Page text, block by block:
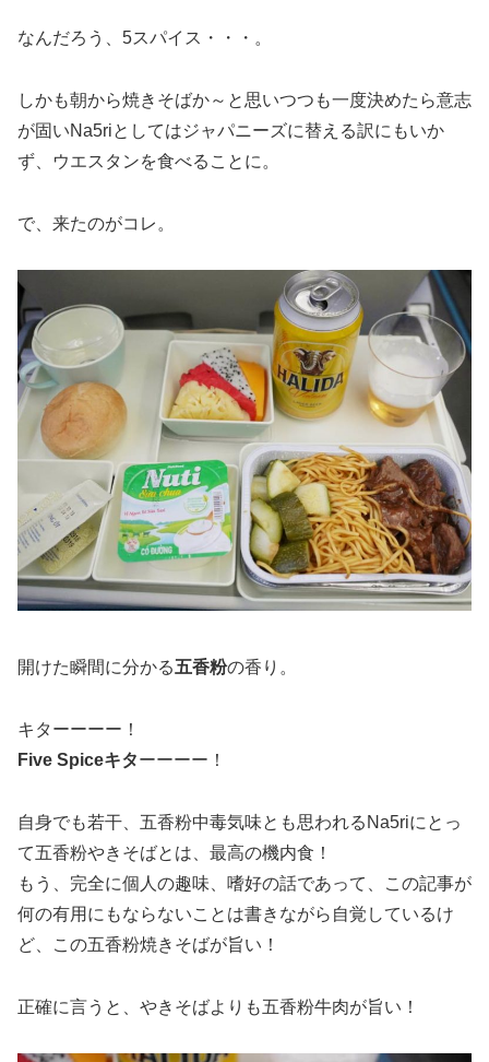
なんだろう、5スパイス・・・。
しかも朝から焼きそばか～と思いつつも一度決めたら意志
が固いNa5riとしてはジャパニーズに替える訳にもいか
ず、ウエスタンを食べることに。
で、来たのがコレ。
開けた瞬間に分かる五香粉の香り。
キターーーー！
Five Spiceキターーーー！
自身でも若干、五香粉中毒気味とも思われるNa5riにとっ
て五香粉やきそばとは、最高の機内食！
もう、完全に個人の趣味、嗜好の話であって、この記事が
何の有用にもならないことは書きながら自覚しているけ
ど、この五香粉焼きそばが旨い！
正確に言うと、やきそばよりも五香粉牛肉が旨い！